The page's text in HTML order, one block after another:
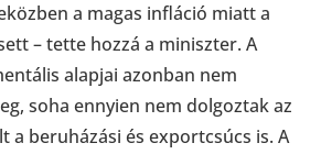
a magas infláció miatt a
– tette hozzá a miniszter. A
alapjai azonban nem
soha ennyien nem dolgoztak az
a beruházási és exportcsúcs is. A